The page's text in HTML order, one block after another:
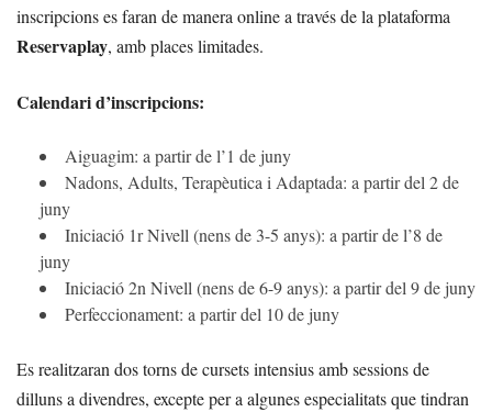
inscripcions es faran de manera online a través de la plataforma
Reservaplay, amb places limitades.
Calendari d’inscripcions:
Aiguagim: a partir de l’1 de juny
Nadons, Adults, Terapèutica i Adaptada: a partir del 2 de
juny
Iniciació 1r Nivell (nens de 3-5 anys): a partir de l’8 de
juny
Iniciació 2n Nivell (nens de 6-9 anys): a partir del 9 de juny
Perfeccionament: a partir del 10 de juny
Es realitzaran dos torns de cursets intensius amb sessions de
dilluns a divendres, excepte per a algunes especialitats que tindran